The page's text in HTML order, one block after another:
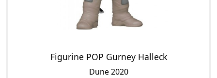
Figurine POP Gurney Halleck
Dune 2020